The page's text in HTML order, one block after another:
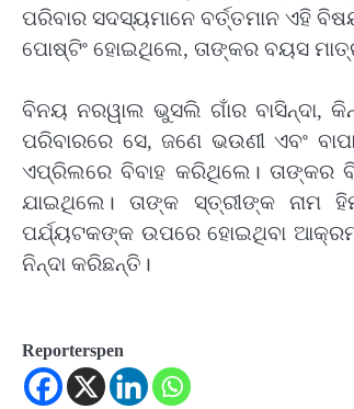
ପରିବାର ସଦସ୍ୟମାନେ ବର୍ତ୍ତମାନ ଏହି
ପୋଷ୍ଟିଂ ହୋଇଥିଲେ, ତାଙ୍କର ବୟସ ମାତ୍ର
ବିନୟ ନରୱାଲ ଭୁସଲି ଗାଁର ବାସିନ୍ଦା,
ପରିବାରରେ ସେ, ଜଣେ ଭଉଣୀ ଏବଂ
ଏପ୍ରିଲରେ ବିବାହ କରିଥିଲେ। ତାଙ୍କର
ଯାଇଥିଲେ। ତାଙ୍କ ସ୍ତ୍ରୀଙ୍କ ନାମ
ପର୍ଯ୍ୟଟକଙ୍କ ଉପରେ ହୋଇଥିବା
ନିନ୍ଦା କରିଛନ୍ତି।
Reporterspen